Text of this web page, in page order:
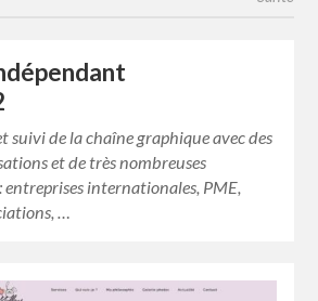
suivi de la chaîne graphique avec des
et de très nombreuses
entreprises internationales, PME,
…